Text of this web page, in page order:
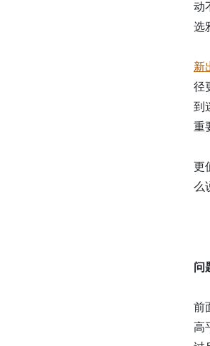
动
选
新
径
到
重
更
么
问
前
高